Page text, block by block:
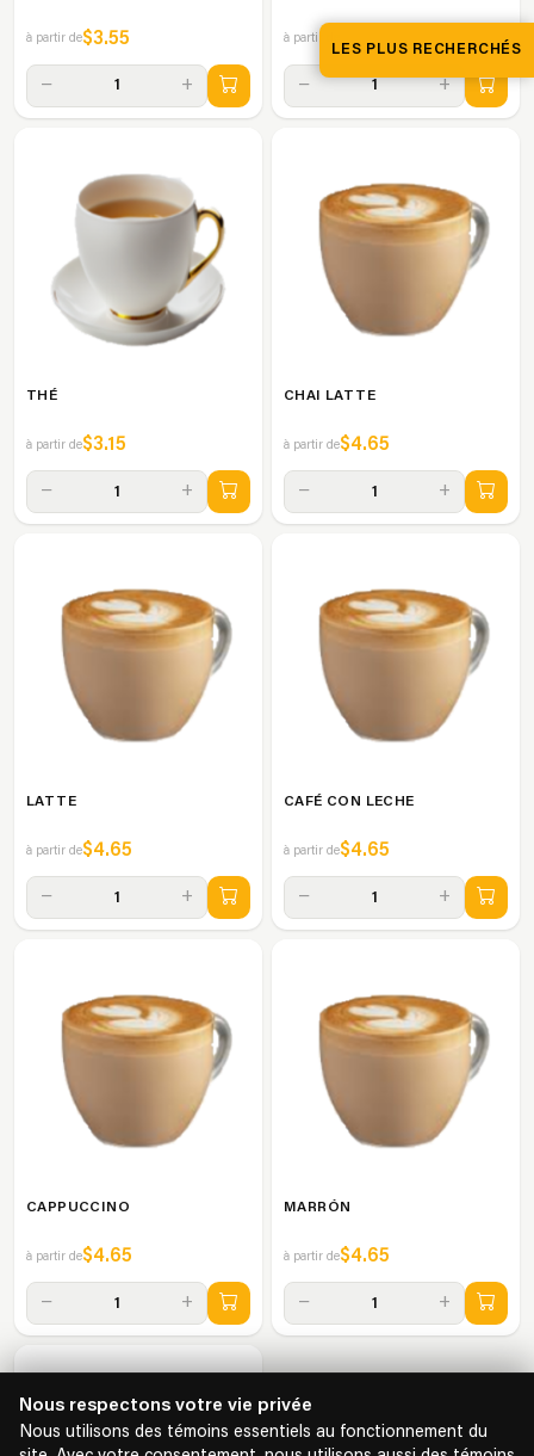
LES PLUS RECHERCHÉS
à partir de$3.55
− 1 +
à partir de $5.15
− 1 +
THÉ
à partir de$3.15
− 1 +
CHAI LATTE
à partir de$4.65
− 1 +
LATTE
à partir de$4.65
− 1 +
CAFÉ CON LECHE
à partir de$4.65
− 1 +
CAPPUCCINO
à partir de$4.65
− 1 +
MARRÓN
à partir de$4.65
− 1 +
Nous respectons votre vie privée
Nous utilisons des témoins essentiels au fonctionnement du